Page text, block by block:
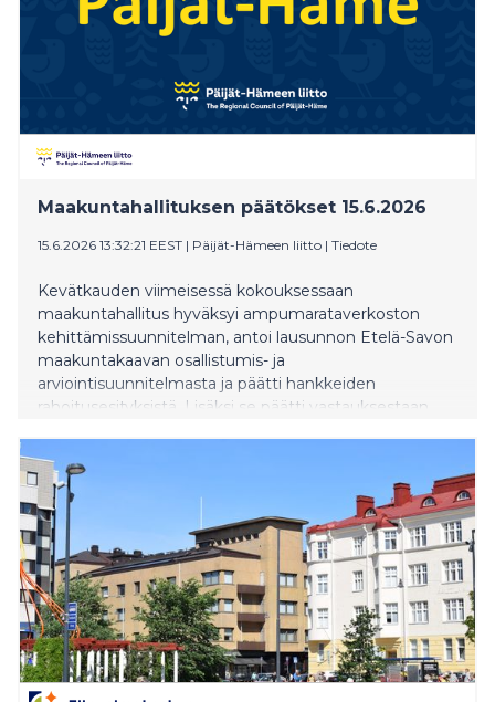
Maakuntahallituksen päätökset 15.6.2026
15.6.2026 13:32:21 EEST | Päijät-Hämeen liitto | Tiedote
Kevätkauden viimeisessä kokouksessaan
maakuntahallitus hyväksyi ampumarataverkoston
kehittämissuunnitelman, antoi lausunnon Etelä-Savon
maakuntakaavan osallistumis- ja
arviointisuunnitelmasta ja päätti hankkeiden
rahoitusesityksistä. Lisäksi se päätti vastauksestaan
yhtiöjärjestelysuunnitemaa.